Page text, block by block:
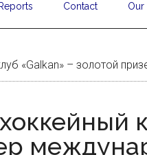
Contact Our
«Galkan» – золотой